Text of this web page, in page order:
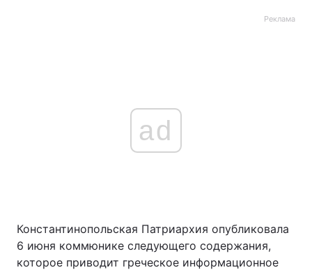
Реклама
ad
Константинопольская Патриархия опубликовала
6 июня коммюнике следующего содержания,
которое приводит греческое информационное